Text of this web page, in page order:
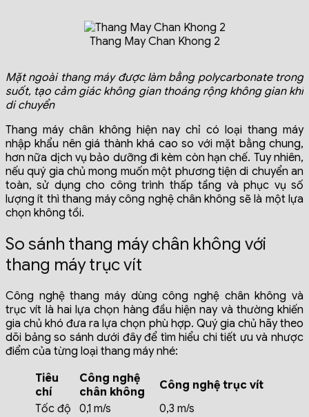
Thang May Chan Khong 2
Mặt ngoài thang máy được làm bằng polycarbonate trong
suốt, tạo cảm giác không gian thoáng rộng không gian khi
di chuyển
Thang máy chân không hiện nay chỉ có loại thang máy
nhập khẩu nên giá thành khá cao so với mặt bằng chung,
hơn nữa dịch vụ bảo dưỡng đi kèm còn hạn chế. Tuy nhiên,
nếu quý gia chủ mong muốn một phương tiện di chuyển an
toàn, sử dụng cho công trình thấp tầng và phục vụ số
lượng ít thì thang máy công nghệ chân không sẽ là một lựa
chọn không tồi.
So sánh thang máy chân không với
thang máy trục vít
Công nghệ thang máy dùng công nghệ chân không và
trục vít là hai lựa chọn hàng đầu hiện nay và thường khiến
gia chủ khó đưa ra lựa chọn phù hợp. Quý gia chủ hãy theo
dõi bảng so sánh dưới đây để tìm hiểu chi tiết ưu và nhược
điểm của từng loại thang máy nhé:
Tiêu
chí
Công nghệ
chân không
Công nghệ trục vít
Tốc độ
0,1 m/s
0,3 m/s